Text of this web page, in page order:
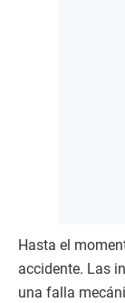
Hasta el
accidente. Las
una falla